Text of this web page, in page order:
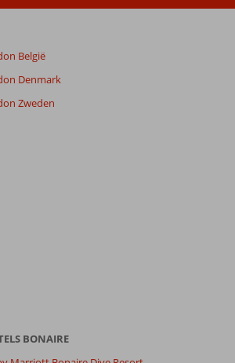
België
Denmark
Zweden
BONAIRE